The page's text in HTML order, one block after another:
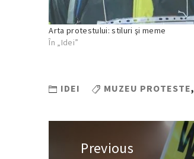
Arta protestului: stiluri şi meme
În „Idei”
IDEI MUZEU PROTESTE,
Previous